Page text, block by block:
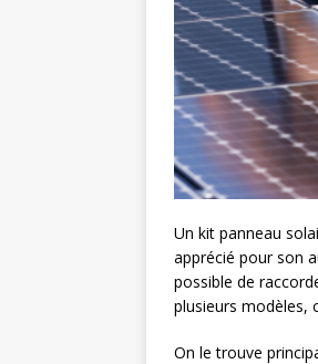
Un kit panneau
apprécié pour son
possible de
plusieurs modèles,
On le trouve